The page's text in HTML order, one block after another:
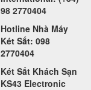
98 2770404
Hotline Nhà Máy
Két Sắt: 098
2770404
Két Sắt Khách Sạn
KS43 Electronic